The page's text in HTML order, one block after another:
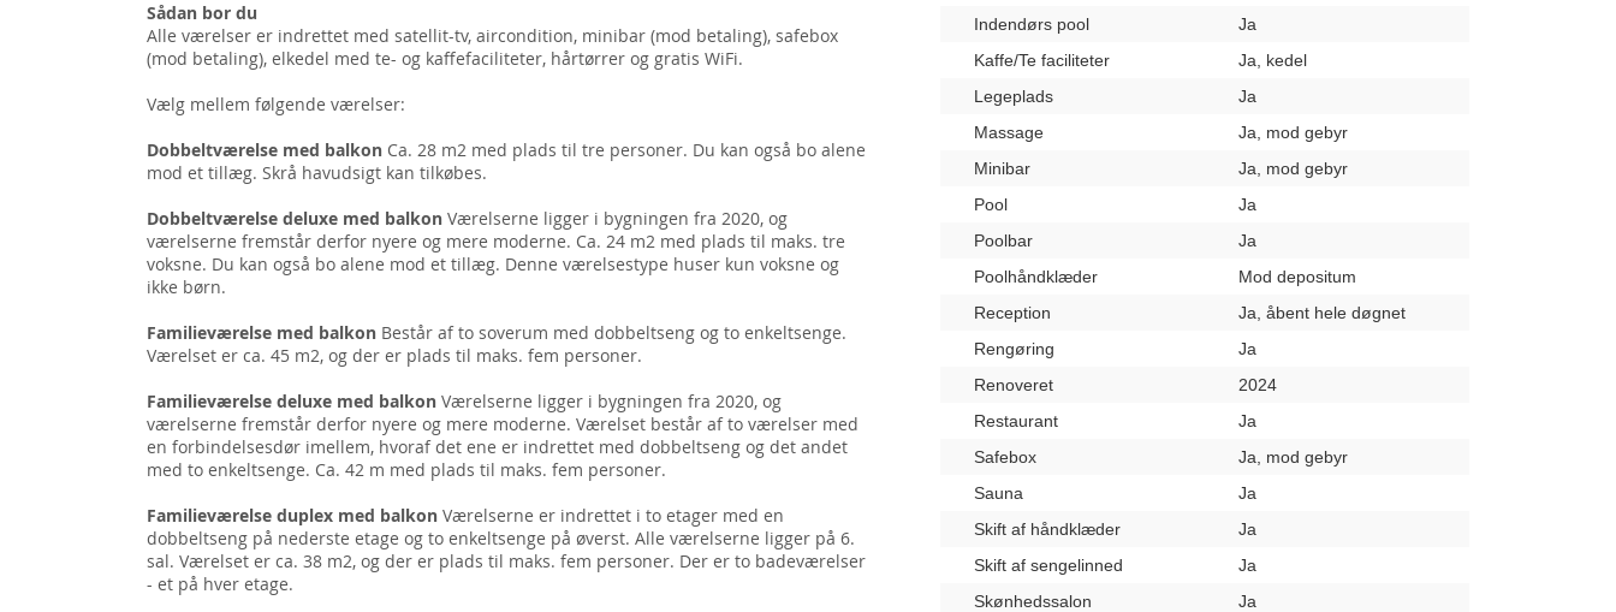
Sådan bor du
Alle værelser er indrettet med satellit-tv, aircondition, minibar (mod betaling), safebox
(mod betaling), elkedel med te- og kaffefaciliteter, hårtørrer og gratis WiFi.
Vælg mellem følgende værelser:
Dobbeltværelse med balkon Ca. 28 m2 med plads til tre personer. Du kan også bo alene
mod et tillæg. Skrå havudsigt kan tilkøbes.
Dobbeltværelse deluxe med balkon Værelserne ligger i bygningen fra 2020, og
værelserne fremstår derfor nyere og mere moderne. Ca. 24 m2 med plads til maks. tre
voksne. Du kan også bo alene mod et tillæg. Denne værelsestype huser kun voksne og
ikke børn.
Familieværelse med balkon Består af to soverum med dobbeltseng og to enkeltsenge.
Værelset er ca. 45 m2, og der er plads til maks. fem personer.
Familieværelse deluxe med balkon Værelserne ligger i bygningen fra 2020, og
værelserne fremstår derfor nyere og mere moderne. Værelset består af to værelser med
en forbindelsesdør imellem, hvoraf det ene er indrettet med dobbeltseng og det andet
med to enkeltsenge. Ca. 42 m med plads til maks. fem personer.
Familieværelse duplex med balkon Værelserne er indrettet i to etager med en
dobbeltseng på nederste etage og to enkeltsenge på øverst. Alle værelserne ligger på 6.
sal. Værelset er ca. 38 m2, og der er plads til maks. fem personer. Der er to badeværelser
- et på hver etage.
Indendørs pool
Ja
Kaffe/Te faciliteter
Ja, kedel
Legeplads
Ja
Massage
Ja, mod gebyr
Minibar
Ja, mod gebyr
Pool
Ja
Poolbar
Ja
Poolhåndklæder
Mod depositum
Reception
Ja, åbent hele døgnet
Rengøring
Ja
Renoveret
2024
Restaurant
Ja
Safebox
Ja, mod gebyr
Sauna
Ja
Skift af håndklæder
Ja
Skift af sengelinned
Ja
Skønhedssalon
Ja